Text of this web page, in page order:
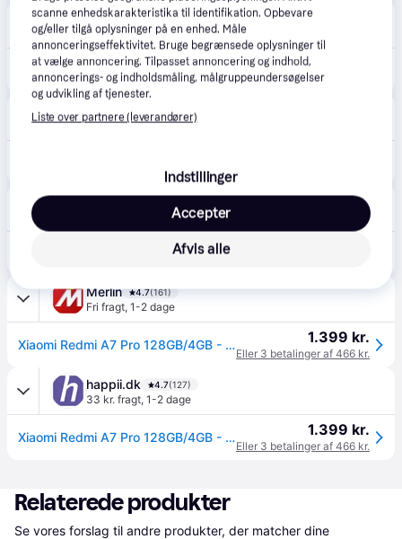
CompuMail 4.7 (1210)
Fri fragt,5-6 dage
Xiaomi Redmi A7 Pro 6.9" 128 GB Grøn --> På fjernlager, levevering hos dig 14-08-2026 1.339 kr.
Eller 3 betalinger af 446 kr.
Føtex
49 kr. fragt,4 dage
Bilka
4 dage
Xiaomi Redmi A7 Pro 128GB - Palm Green
Merlin 4.7(161)
Fri fragt, 1-2 dage
Xiaomi Redmi A7 Pro 128GB/4GB - Palm Green 1.399 kr.
Eller 3 betalinger af 466 kr.
happii.dk 4.7(127)
33 kr. fragt, 1-2 dage
Xiaomi Redmi A7 Pro 128GB/4GB - Palm Green 1.399 kr.
Eller 3 betalinger af 466 kr.
Relaterede produkter
Se vores forslag til andre produkter, der matcher dine
scanne enhedskarakteristika til identifikation. Opbevare
og/eller tilgå oplysninger på en enhed. Måle
annonceringseffektivitet. Bruge begrænsede oplysninger til
at vælge annoncering. Tilpasset annoncering og indhold,
annoncerings- og indholdsmåling, målgruppeundersøgelser
og udvikling af tjenester.
Liste over partnere (leverandører)
Indstillinger
Afvis alle
Accepter